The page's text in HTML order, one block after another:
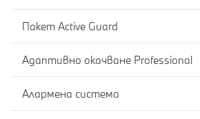
Пакет Active Guard
Адаптивно окачване Professional
Алармена система